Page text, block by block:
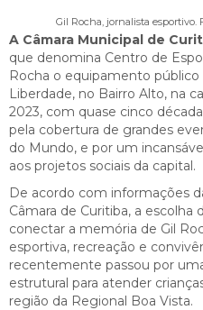
Gil Rocha, jornalista esportivo.
A Câmara Municipal de
que denomina Centro de
Rocha o equipamento público
Liberdade, no Bairro Alto, na
2023, com quase cinco
pela cobertura de grandes
do Mundo, e por um
aos projetos sociais da capital.
De acordo com informações
Câmara de Curitiba, a escolha
conectar a memória de Gil
esportiva, recreação e
recentemente passou por
estrutural para atender
região da Regional Boa Vista.